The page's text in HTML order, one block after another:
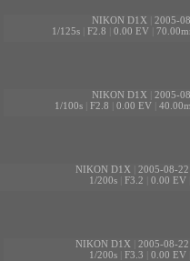
NIKON D1X
2005-
1/125s| F2.8 0.00 EV|
NIKON D1X
2005-
1/100s| F2.8 0.00 EV|
NIKON D1X
2005-08-
1/200s| F3.2 0.00 EV
NIKON D1X
2005-08-
1/200s| F3.3 0.00 EV